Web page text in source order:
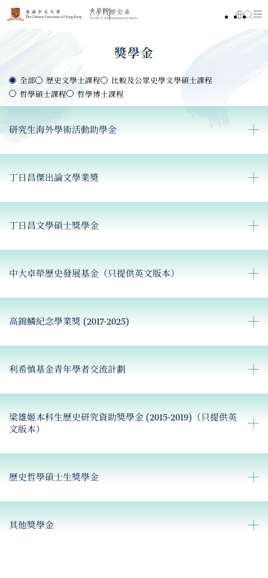
獎學金
全部 歷史文學士課程
比較及公眾史學文學碩士課程
哲學碩士課程
哲學博士課程
研究生海外學術活動助學金
丁日昌傑出論文學業奬
丁日昌文學碩士獎學金
中大卓犖歷史發展基金（只提供英文版本）
高錦鱗紀念學業獎 (2017-2025)
利希慎基金青年學者交流計劃
梁雄姬本科生歷史研究資助獎學金 (2015-2019)（只提供英
文版本）
歷史哲學碩士生獎學金
其他獎學金